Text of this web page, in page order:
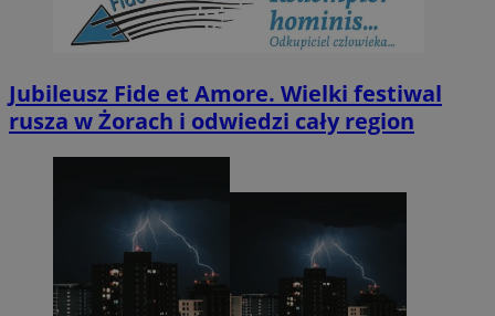
Jubileusz Fide et Amore. Wielki festiwal
rusza w Żorach i odwiedzi cały region